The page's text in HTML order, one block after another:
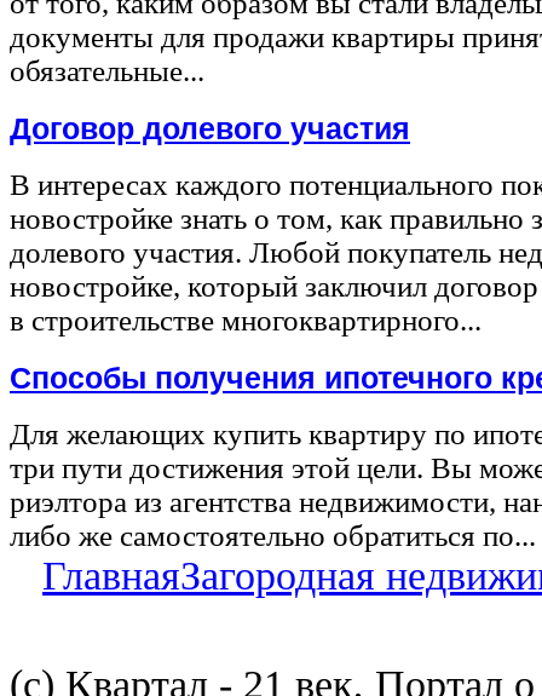
документы для продажи квартиры
обязательные...
Договор долевого участия
В интересах каждого потенциального
новостройке знать о том, как правильно
долевого участия. Любой покупатель
новостройке, который заключил
в строительстве многоквартирного...
Способы получения ипотечного
Для желающих купить квартиру по
три пути достижения этой цели. Вы
риэлтора из агентства недвижимости,
либо же самостоятельно обратиться по...
ГлавнаяЗагородная
(с) Квартал - 21 век, Портал